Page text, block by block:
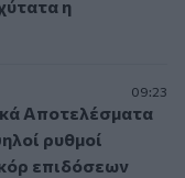
η
09:23
Αποτελέσματα
ρυθμοί
επιδόσεων